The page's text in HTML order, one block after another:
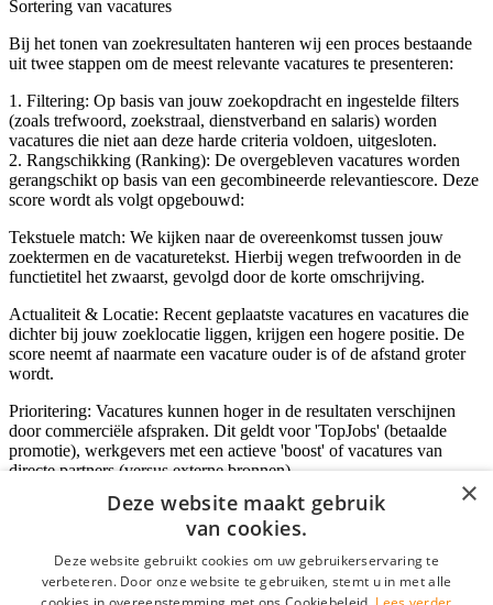
Sortering van vacatures
Bij het tonen van zoekresultaten hanteren wij een proces bestaande
uit twee stappen om de meest relevante vacatures te presenteren:
1. Filtering: Op basis van jouw zoekopdracht en ingestelde filters
(zoals trefwoord, zoekstraal, dienstverband en salaris) worden
vacatures die niet aan deze harde criteria voldoen, uitgesloten.
2. Rangschikking (Ranking): De overgebleven vacatures worden
gerangschikt op basis van een gecombineerde relevantiescore. Deze
score wordt als volgt opgebouwd:
Tekstuele match: We kijken naar de overeenkomst tussen jouw
zoektermen en de vacaturetekst. Hierbij wegen trefwoorden in de
functietitel het zwaarst, gevolgd door de korte omschrijving.
Actualiteit & Locatie: Recent geplaatste vacatures en vacatures die
dichter bij jouw zoeklocatie liggen, krijgen een hogere positie. De
score neemt af naarmate een vacature ouder is of de afstand groter
wordt.
Prioritering: Vacatures kunnen hoger in de resultaten verschijnen
door commerciële afspraken. Dit geldt voor 'TopJobs' (betaalde
promotie), werkgevers met een actieve 'boost' of vacatures van
directe partners (versus externe bronnen).
Inloggen als bedrijf
*
×
Deze website maakt gebruik
van cookies.
Deze website gebruikt cookies om uw gebruikerservaring te
verbeteren. Door onze website te gebruiken, stemt u in met alle